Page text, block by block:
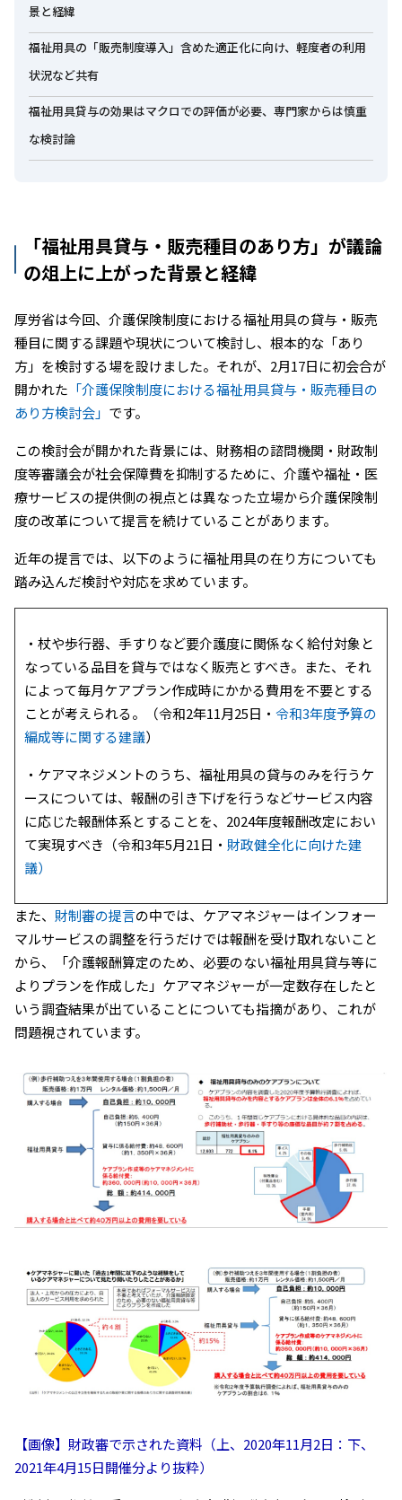
景と経緯
福祉用具の「販売制度導入」含めた適正化に向け、軽度者の利用
状況など共有
福祉用具貸与の効果はマクロでの評価が必要、専門家からは慎重
な検討論
「福祉用具貸与・販売種目のあり方」が議論
の俎上に上がった背景と経緯
厚労省は今回、介護保険制度における福祉用具の貸与・販売
種目に関する課題や現状について検討し、根本的な「あり
方」を検討する場を設けました。それが、2月17日に初会合が
開かれた 「介護保険制度における福祉用具貸与・販売種目の
あり方検討会」 です。
この検討会が開かれた背景には、財務相の諮問機関・財政制
度等審議会が社会保障費を抑制するために、介護や福祉・医
療サービスの提供側の視点とは異なった立場から介護保険制
度の改革について提言を続けていることがあります。
近年の提言では、以下のように福祉用具の在り方についても
踏み込んだ検討や対応を求めています。
・杖や歩行器、手すりなど要介護度に関係なく給付対象と
なっている品目を貸与ではなく販売とすべき。また、それ
によって毎月ケアプラン作成時にかかる費用を不要とする
ことが考えられる。（令和2年11月25日・ 令和3年度予算の
編成等に関する建議）
・ケアマネジメントのうち、福祉用具の貸与のみを行うケ
ースについては、報酬の引き下げを行うなどサービス内容
に応じた報酬体系とすることを、2024年度報酬改定におい
て実現すべき（令和3年5月21日・ 財政健全化に向けた建
議）
また、 財制審の提言の中では、ケアマネジャーはインフォー
マルサービスの調整を行うだけでは報酬を受け取れないこと
から、「介護報酬算定のため、必要のない福祉用具貸与等に
よりプランを作成した」ケアマネジャーが一定数存在したと
いう調査結果が出ていることについても指摘があり、これが
問題視されています。
【画像】財政審で示された資料（上、2020年11月2日：下、
2021年4月15日開催分より抜粋）